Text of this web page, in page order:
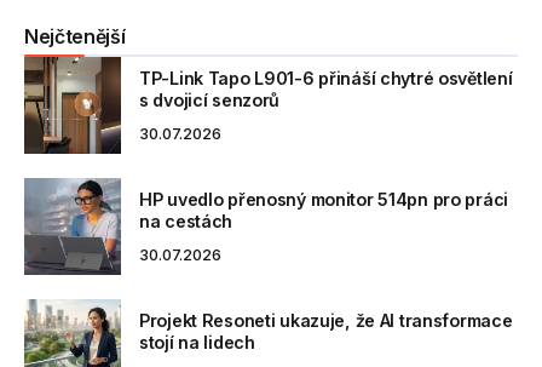
Nejčtenější
TP-Link Tapo L901-6 přináší chytré osvětlení
s dvojicí senzorů
30.07.2026
HP uvedlo přenosný monitor 514pn pro práci
na cestách
30.07.2026
Projekt Resoneti ukazuje, že AI transformace
stojí na lidech